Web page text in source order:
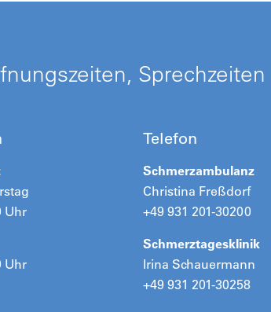
Sprechzeiten
Uhr
Uhr
Telefon
Schmerzambulanz
Christina Freßdorf
+49 931 201-30200
Schmerztagesklinik
Irina Schauermann
+49 931 201-30258